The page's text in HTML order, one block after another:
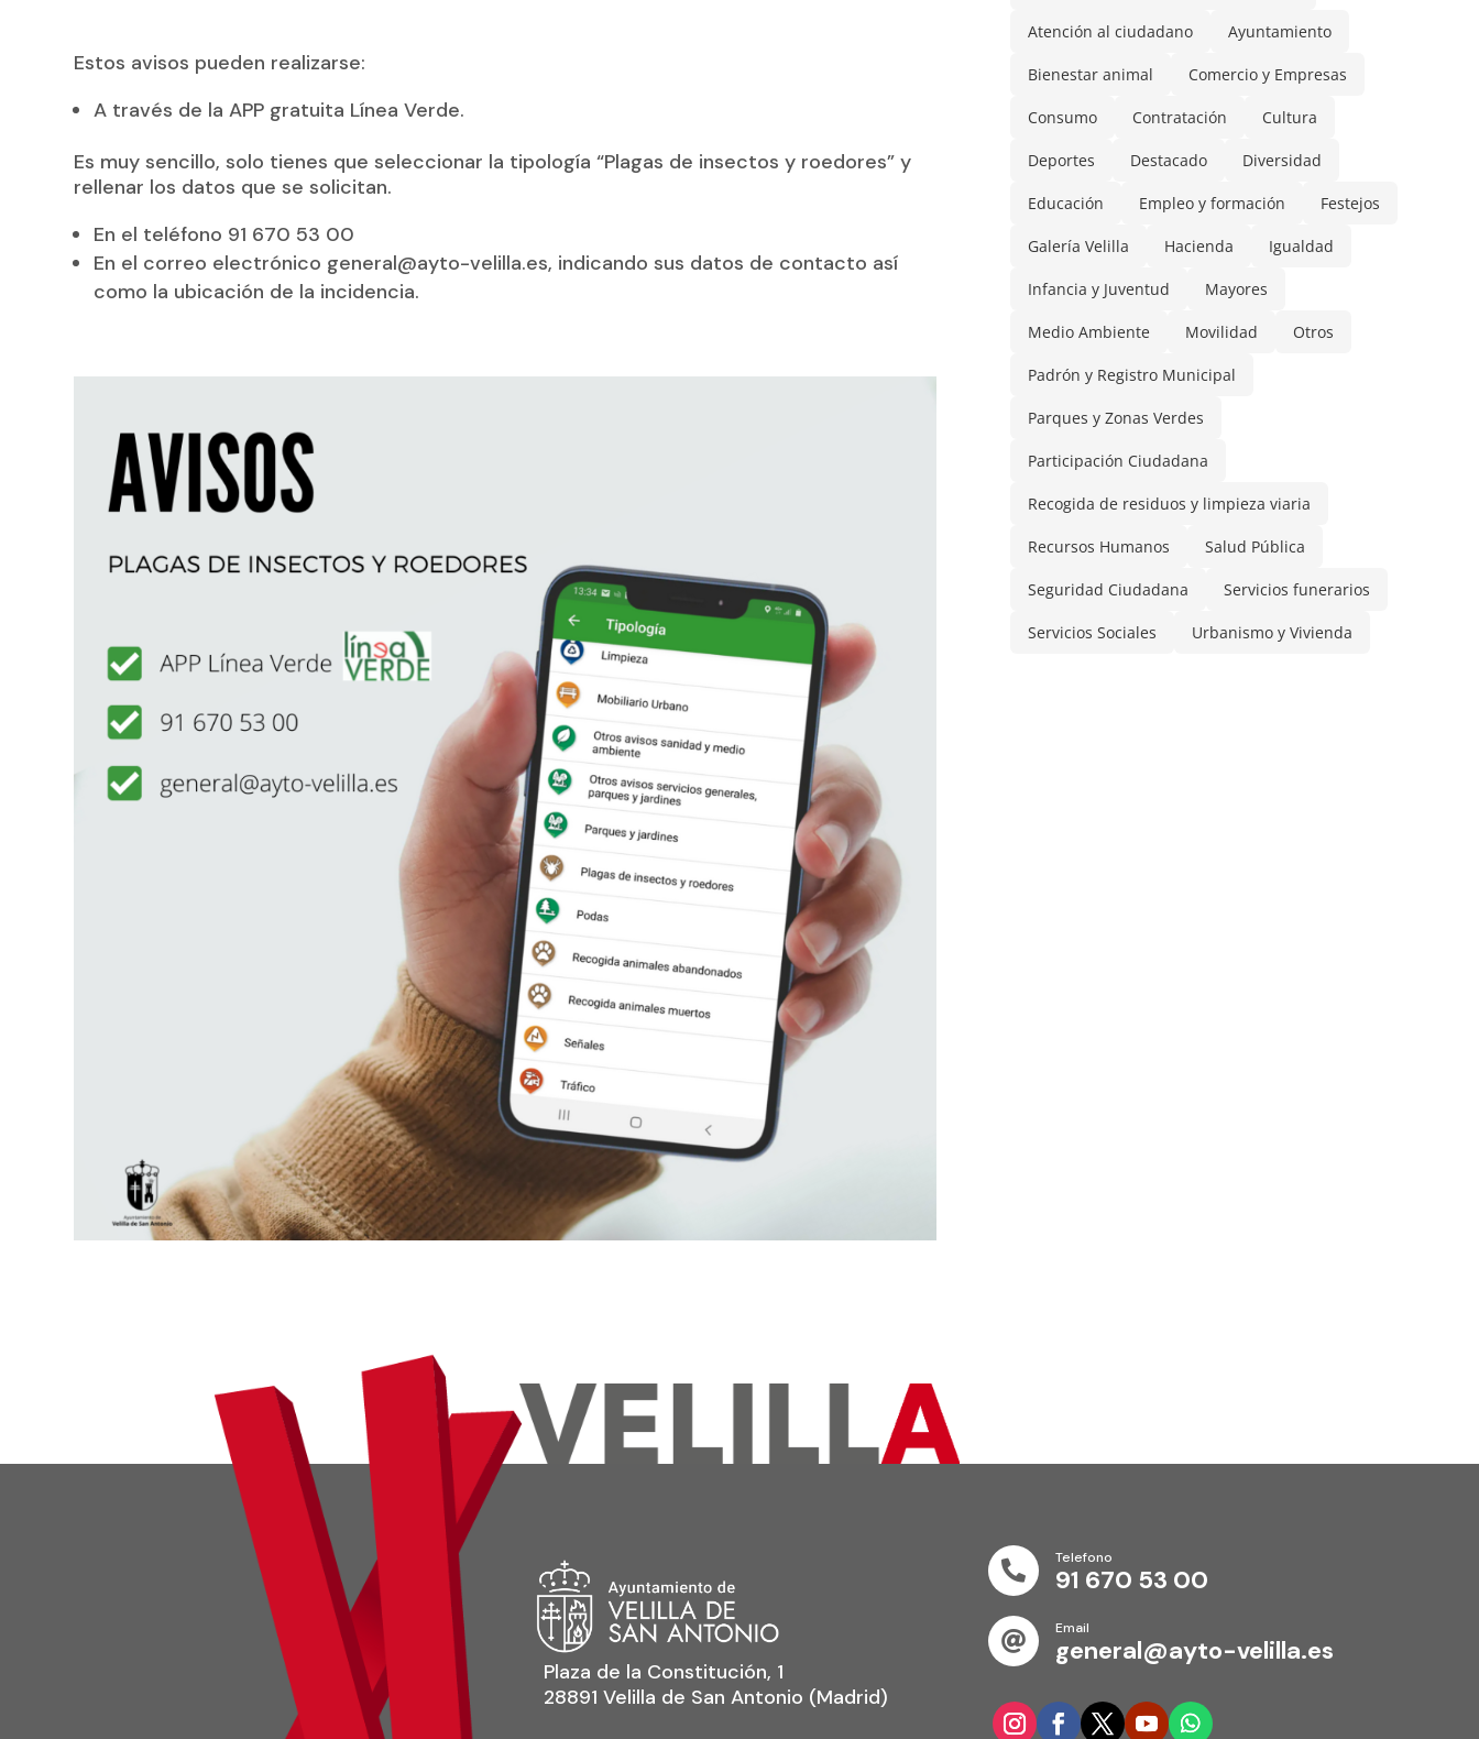
Estos avisos pueden realizarse:
A través de la APP gratuita Línea Verde.
Es muy sencillo, solo tienes que seleccionar la tipología “Plagas de insectos y roedores” y
rellenar los datos que se solicitan.
En el teléfono 91 670 53 00
En el correo electrónico general@ayto-velilla.es, indicando sus datos de contacto así
como la ubicación de la incidencia.
Atención al ciudadano Ayuntamiento
Bienestar animal Comercio y Empresas
Consumo Contratación Cultura
Deportes Destacado Diversidad
Educación Empleo y formación Festejos
Galería Velilla Hacienda Igualdad
Infancia y Juventud Mayores
Medio Ambiente Movilidad Otros
Padrón y Registro Municipal
Parques y Zonas Verdes
Participación Ciudadana
Recogida de residuos y limpieza viaria
Recursos Humanos Salud Pública
Seguridad Ciudadana Servicios funerarios
Servicios Sociales Urbanismo y Vivienda
Plaza de la Constitución, 1
28891 Velilla de San Antonio (Madrid)

Telefono
91 670 53 00

Email
general@ayto-velilla.es